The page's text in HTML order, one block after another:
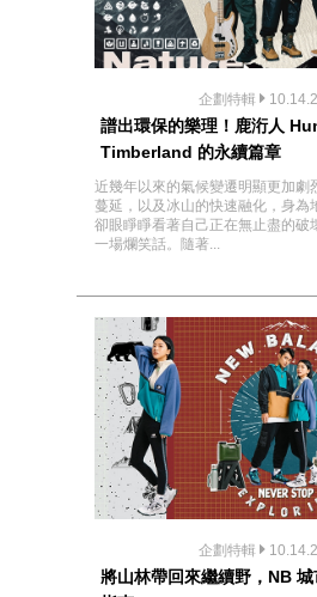
企劃特輯
譜出環保的樂理！鹿洐人
Timberland 的永續篇章
近幾年以來的氣候變遷明顯更加劇
蔓延，以及冰山的快速融化，身為
卻眼睜睜看著自己正在無止盡的破
一場爛笑話。隨著...
企劃特輯
將山林帶回來繼續野，NB